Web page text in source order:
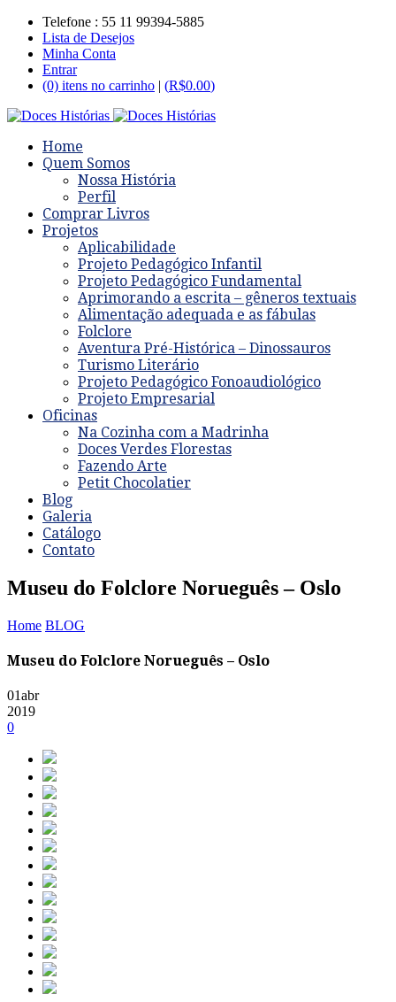
Telefone : 55 11 99394-5885
Lista de Desejos
Minha Conta
Entrar
(0) itens no carrinho | (R$0.00)
Home
Quem Somos
Nossa História
Perfil
Comprar Livros
Projetos
Aplicabilidade
Projeto Pedagógico Infantil
Projeto Pedagógico Fundamental
Aprimorando a escrita – gêneros textuais
Alimentação adequada e as fábulas
Folclore
Aventura Pré-Histórica – Dinossauros
Turismo Literário
Projeto Pedagógico Fonoaudiológico
Projeto Empresarial
Oficinas
Na Cozinha com a Madrinha
Doces Verdes Florestas
Fazendo Arte
Petit Chocolatier
Blog
Galeria
Catálogo
Contato
Museu do Folclore Norueguês – Oslo
Home BLOG
Museu do Folclore Norueguês – Oslo
01abr
2019
0